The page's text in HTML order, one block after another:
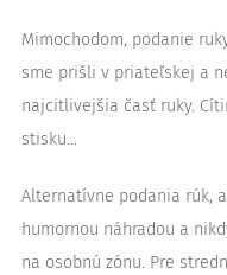
Mimochodom, podanie
sme prišli v priateľskej a
najcitlivejšia časť ruky.
stisku...
Alternatívne podania rúk,
humornou náhradou a
na osobnú zónu. Pre